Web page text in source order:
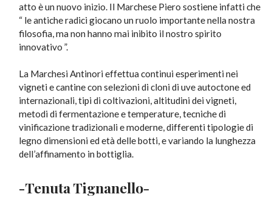
atto è un nuovo inizio. Il Marchese Piero sostiene infatti che
“ le antiche radici giocano un ruolo importante nella nostra
filosofia, ma non hanno mai inibito il nostro spirito
innovativo ”.
La Marchesi Antinori effettua continui esperimenti nei
vigneti e cantine con selezioni di cloni di uve autoctone ed
internazionali, tipi di coltivazioni, altitudini dei vigneti,
metodi di fermentazione e temperature, tecniche di
vinificazione tradizionali e moderne, differenti tipologie di
legno dimensioni ed età delle botti, e variando la lunghezza
dell’affinamento in bottiglia.
-Tenuta Tignanello-